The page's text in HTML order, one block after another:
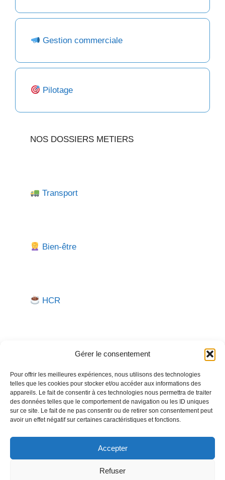
Gérer le consentement
Pour offrir les meilleures expériences, nous utilisons des technologies
telles que les cookies pour stocker et/ou accéder aux informations des
appareils. Le fait de consentir à ces technologies nous permettra de traiter
des données telles que le comportement de navigation ou les ID uniques
sur ce site. Le fait de ne pas consentir ou de retirer son consentement peut
avoir un effet négatif sur certaines caractéristiques et fonctions.
Accepter
Refuser
Gestion commerciale
Pilotage
NOS DOSSIERS METIERS
Transport
Bien-être
HCR
Besoin d'aide pour créer ou gérer votre entreprise ?
Un expert vous répond.
Nous contacter →